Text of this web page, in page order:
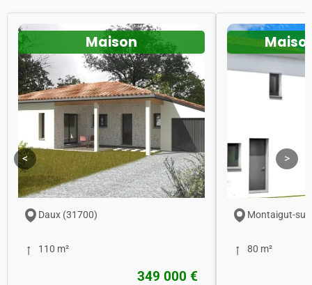
<
Maison
Daux (31700)
110 m²
349 000 €
Montaigut-
80 m²
>